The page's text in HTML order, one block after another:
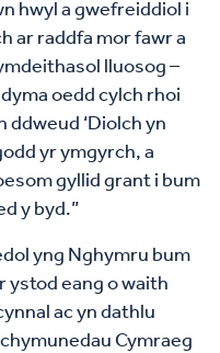
hwyl a gwefreiddiol i
ar raddfa mor fawr a
lluosog –
oedd cylch rhoi
‘Diolch yn
yr ymgyrch, a
gyllid grant i bum
y byd.”
yng Nghymru bum
ystod eang o waith
ac yn dathlu
Cymraeg